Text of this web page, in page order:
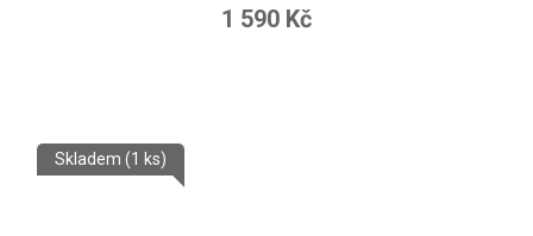
1 590 Kč
Skladem (1 ks)